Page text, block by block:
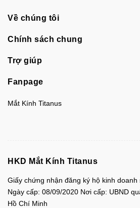
Về chúng tôi
Chính sách chung
Trợ giúp
Fanpage
Mắt Kính Titanus
HKD Mắt Kính Titanus
Giấy chứng nhận đăng ký hộ kinh doanh
Ngày cấp: 08/09/2020 Nơi cấp: UBND
Hồ Chí Minh